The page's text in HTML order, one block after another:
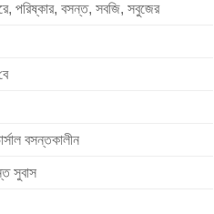
পরিষ্কার, বসন্ত, সবজি, সবুজের
বসন্তকালীন
সুবাস